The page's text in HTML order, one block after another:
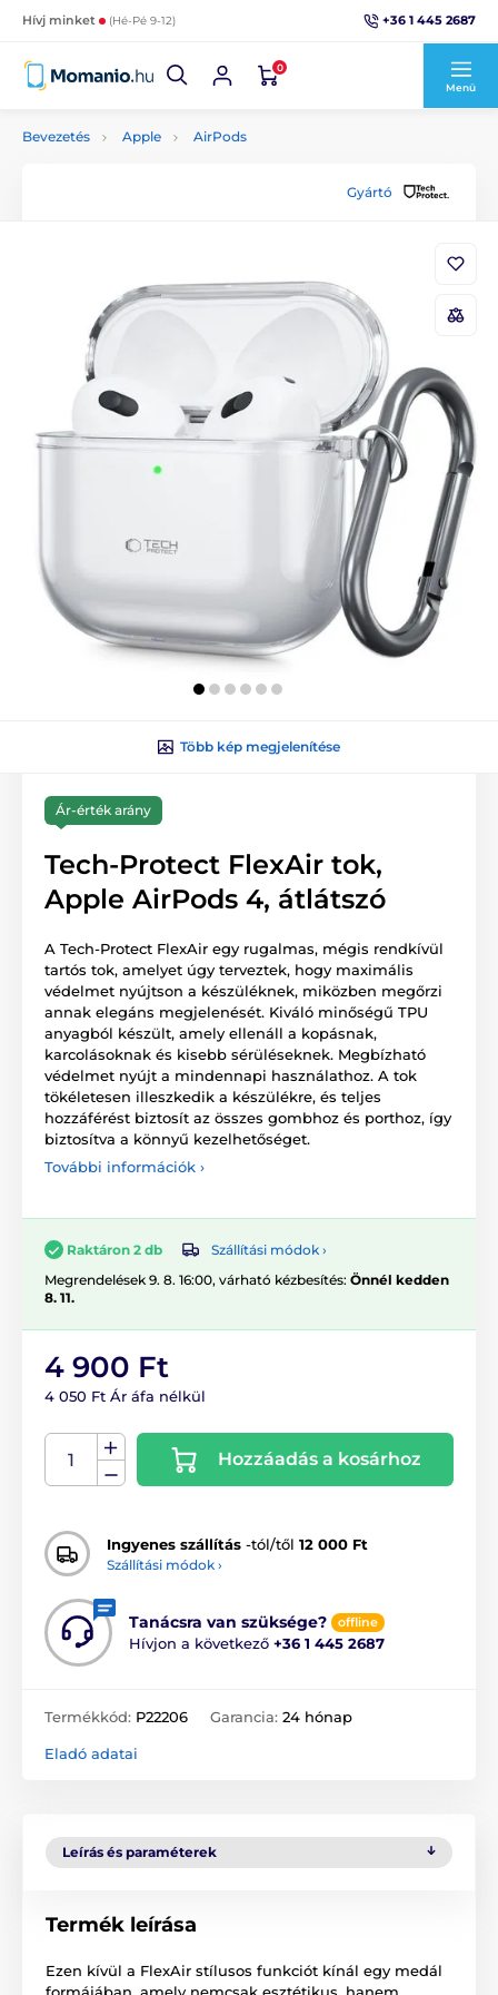
Hívj minket (Hé-Pé 9-12) +36 1 445 2687
0
Menü
Bevezetés Apple AirPods
Gyártó
Több kép megjelenítése
Ár-érték arány
Tech-Protect FlexAir tok,
Apple AirPods 4, átlátszó
A Tech-Protect FlexAir egy rugalmas, mégis rendkívül
tartós tok, amelyet úgy terveztek, hogy maximális
védelmet nyújtson a készüléknek, miközben megőrzi
annak elegáns megjelenését. Kiváló minőségű TPU
anyagból készült, amely ellenáll a kopásnak,
karcolásoknak és kisebb sérüléseknek. Megbízható
védelmet nyújt a mindennapi használathoz. A tok
tökéletesen illeszkedik a készülékre, és teljes
hozzáférést biztosít az összes gombhoz és porthoz, így
biztosítva a könnyű kezelhetőséget.
További információk ›
Raktáron 2 db
Szállítási módok ›
Megrendelések 9. 8. 16:00, várható kézbesítés: Önnél kedden
8. 11.
4 900 Ft
4 050 Ft Ár áfa nélkül
Hozzáadás a kosárhoz
Ingyenes szállítás -tól/től 12 000 Ft
Szállítási módok ›
Tanácsra van szüksége? offline
Hívjon a következő +36 1 445 2687
Termékkód: P22206 Garancia: 24 hónap
Eladó adatai
Leírás és paraméterek
Termék leírása
Ezen kívül a FlexAir stílusos funkciót kínál egy medál